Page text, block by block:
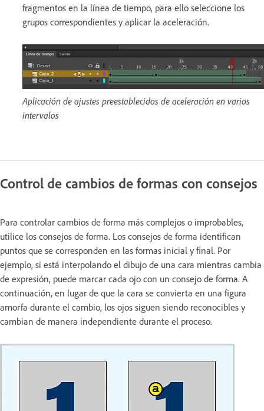
fragmentos en la línea de tiempo, para ello seleccione los
grupos correspondientes y aplicar la aceleración.
Aplicación de ajustes preestablecidos de aceleración en varios
intervalos
Control de cambios de formas con consejos
Para controlar cambios de forma más complejos o improbables,
utilice los consejos de forma. Los consejos de forma identifican
puntos que se corresponden en las formas inicial y final. Por
ejemplo, si está interpolando el dibujo de una cara mientras cambia
de expresión, puede marcar cada ojo con un consejo de forma. A
continuación, en lugar de que la cara se convierta en una figura
amorfa durante el cambio, los ojos siguen siendo reconocibles y
cambian de manera independiente durante el proceso.